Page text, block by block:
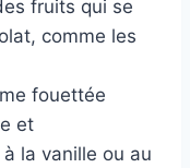
fruits qui se
comme les
fouettée
et
la vanille ou au